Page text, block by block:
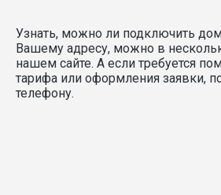
Узнать, можно ли подключить
Вашему адресу, можно в
нашем сайте. А если требуется
тарифа или оформления заявки,
телефону.